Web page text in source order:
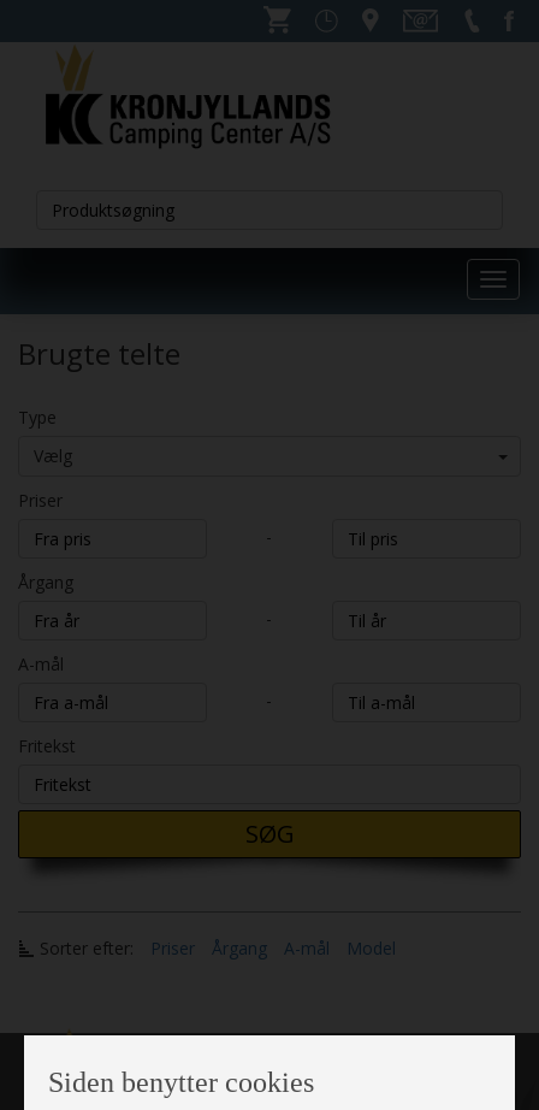
Brugte telte
Type
Vælg
Priser
-
Årgang
-
A-mål
-
Fritekst
SØG
Sorter efter: Priser Årgang A-mål Model
Siden benytter cookies